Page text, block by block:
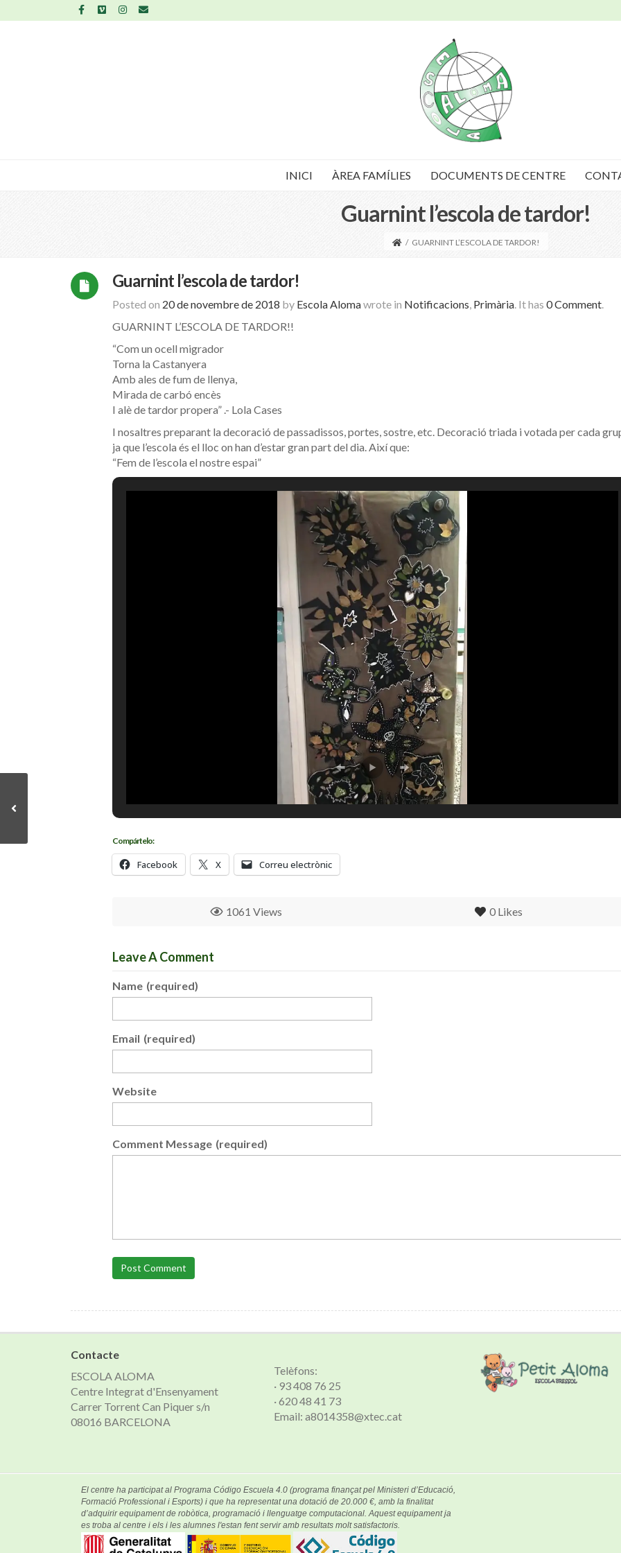
INICI ÀREA FAMÍLIES DOCUMENTS DE CENTRE
Guarnint l’escola de tardor!
/ GUARNINT L’ESCOLA DE TARDOR!
Guarnint l’escola de tardor!
Posted on 20 de novembre de 2018 by Escola Alomawrote in Notificacions, Primària. It has 0 Comment.
GUARNINT L’ESCOLA DE TARDOR!!
“Com un ocell migrador
Torna la Castanyera
Amb ales de fum de llenya,
Mirada de carbó encès
I alè de tardor propera” .- Lola Cases
I nosaltres preparant la decoració de passadissos, portes, sostre, etc. Decoració triada i votada per cada
ja que l’escola és el lloc on han d’estar gran part del dia. Així que:
“Fem de l’escola el nostre espai”
Compártelo:
Facebook X Correu electrònic
0 Likes
1061 Views
Leave A Comment
Name (required)
Email (required)
Website
Comment Message (required)
Post Comment
Contacte
ESCOLA ALOMA
Centre Integrat d'Ensenyament
Carrer Torrent Can Piquer s/n
08016 BARCELONA
Telèfons:
· 93 408 76 25
· 620 48 41 73
Email: a8014358@xtec.cat
El centre ha participat al Programa Código Escuela 4.0 (programa finançat pel Ministeri d’Educació,
Formació Professional i Esports) i que ha representat una dotació de 20.000 €, amb la finalitat
d’adquirir equipament de robòtica, programació i llenguatge computacional. Aquest equipament ja
es troba al centre i els i les alumnes l'estan fent servir amb resultats molt satisfactoris.